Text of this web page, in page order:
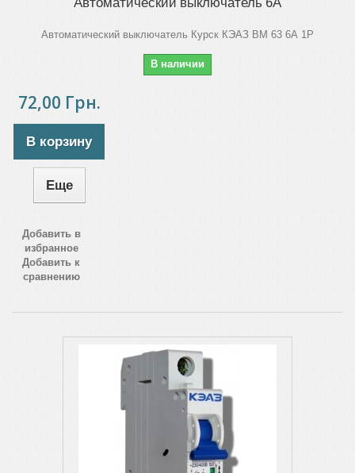
Автоматический выключатель Курск КЭАЗ ВМ 63 6А 1Р
В наличии
72,00 Грн.
В корзину
Еще
Добавить в
избранное
Добавить к
сравнению